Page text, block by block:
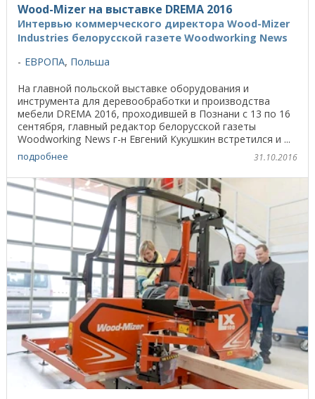
Wood-Mizer на выставке DREMA 2016
Интервью коммерческого директора Wood-Mizer
Industries белорусской газете Woodworking News
ЕВРОПА, Польша
На главной польской выставке оборудования и
инструмента для деревообработки и производства
мебели DREMA 2016, проходившей в Познани с 13 по 16
сентября, главный редактор белорусской газеты
Woodworking News г-н Евгений Кукушкин встретился и ...
подробнее 31.10.2016